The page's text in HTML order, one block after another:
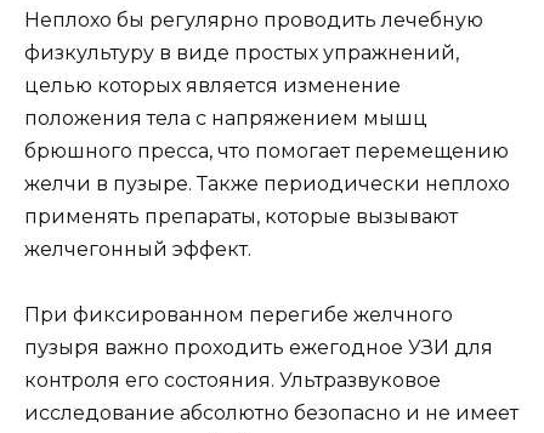
Неплохо бы регулярно проводить лечебную
физкультуру в виде простых упражнений,
целью которых является изменение
положения тела с напряжением мышц
брюшного пресса, что помогает перемещению
желчи в пузыре. Также периодически неплохо
применять препараты, которые вызывают
желчегонный эффект.
При фиксированном перегибе желчного
пузыря важно проходить ежегодное УЗИ для
контроля его состояния. Ультразвуковое
исследование абсолютно безопасно и не имеет